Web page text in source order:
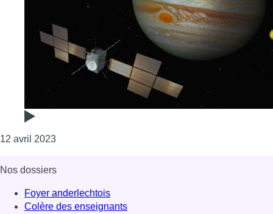
12 avril 2023Consulter l'article "Mission Juice : l’Europe part
Nos dossiers
Foyer anderlechtois
Colère des enseignants